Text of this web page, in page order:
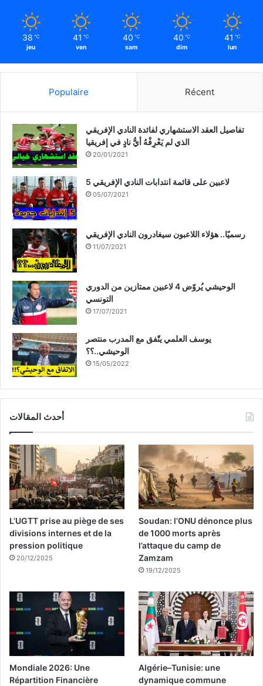
38 ℃
jeu
41 ℃
ven
40 ℃
sam
40 ℃
dim
41 ℃
lun
Populaire Récent
تفاصيل العقد الاستشهاري لفائدة النادي الإفريقي
الذي لم يَعْرِفْهُ أيُّ نادٍ في إفريقيا
20/01/2021
5 لاعبين على قائمة انتدابات النادي الإفريقي
05/07/2021
رسميًا.. هؤلاء اللاعبون سيغادرون النادي الإفريقي
11/07/2021
الوحيشي يُروّض 4 لاعبين ممتازين من الدوري
التونسي
17/07/2021
يوسف العلمي يتّفق مع المدرب منتصر
الوحيشي..؟؟
15/05/2022
أحدث المقالات
L’UGTT prise au piège de ses
divisions internes et de la
pression politique
20/12/2025
Soudan: l’ONU dénonce plus
de 1000 morts après
l’attaque du camp de
Zamzam
19/12/2025
Mondiale 2026: Une
Répartition Financière
Algérie–Tunisie: une
dynamique commune